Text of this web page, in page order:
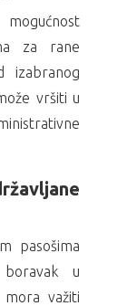
za rane
izabranog
vršiti u
pasošima
u
važiti